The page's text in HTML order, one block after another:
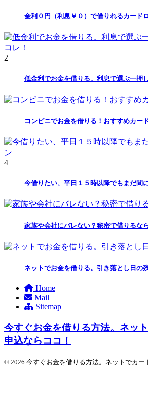
金利０円（利息￥０）で借りれるカード
2
低金利でお金を借りる。利息で選ぶ一押
コンビニでお金を借りる！おすすめカー
4
今借りたい、平日１５時以降でもまだ間
家族や会社にバレない？秘密で借りるな
ネットでお金を借りる。引き落とし日の
Home
Mail
Sitemap
今すぐお金を借りる方法。ネッ
申込ならココ！
© 2026 今すぐお金を借りる方法。ネットでカー